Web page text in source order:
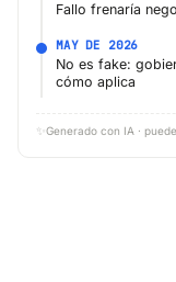
Fallo frenaría
MAY DE 2026
No es fake:
cómo aplica
✨ Generado con IA ·